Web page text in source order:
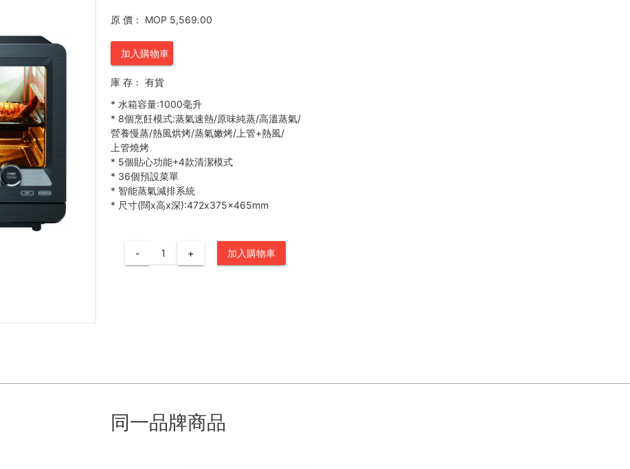
原 價： MOP 5,569.00
加入購物車
庫 存：
有貨
* 水箱容量:1000毫升
* 8個烹飪模式:蒸氣速熱/原味純蒸/高溫蒸氣/
營養慢蒸/熱風烘烤/蒸氣嫩烤/上管+熱風/
上管燒烤
* 5個貼心功能+4款清潔模式
* 36個預設菜單
* 智能蒸氣減排系統
* 尺寸(闊x高x深):472x375x465mm
- + 加入購物車
同一品牌商品